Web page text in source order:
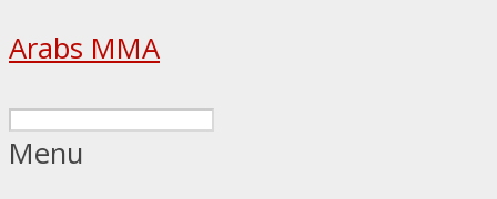
Arabs MMA
Menu